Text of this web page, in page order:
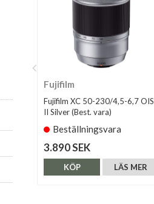
Fujifilm
Fujifilm XC 50-230/4,5-6,7 OIS
II Silver (Best. vara)
Beställningsvara
3.890 SEK
LÄS MER
KÖP